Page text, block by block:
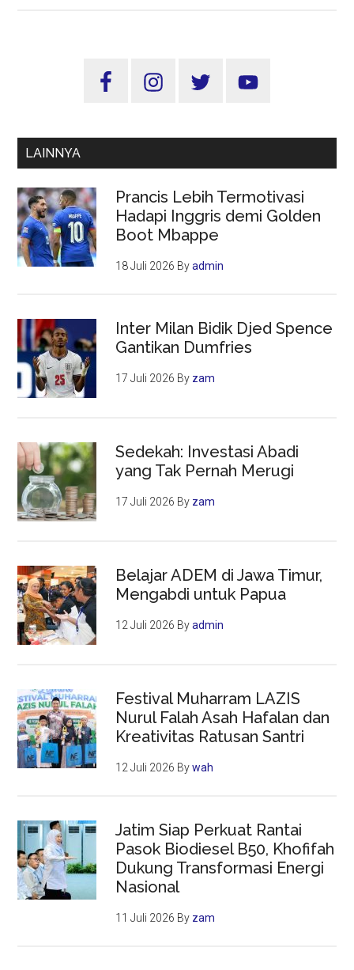
Sidebar
LAINNYA
Prancis Lebih Termotivasi
Hadapi Inggris demi Golden
Boot Mbappe
18 Juli 2026 Byadmin
Inter Milan Bidik Djed Spence
Gantikan Dumfries
17 Juli 2026 By zam
Sedekah: Investasi Abadi
yang Tak Pernah Merugi
17 Juli 2026 By zam
Belajar ADEM di Jawa Timur,
Mengabdi untuk Papua
12 Juli 2026 Byadmin
Festival Muharram LAZIS
Nurul Falah Asah Hafalan dan
Kreativitas Ratusan Santri
12 Juli 2026 Bywah
Jatim Siap Perkuat Rantai
Pasok Biodiesel B50, Khofifah
Dukung Transformasi Energi
Nasional
11 Juli 2026 By zam